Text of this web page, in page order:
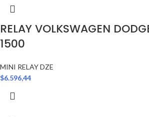
RELAY VOLKSWAGEN
1500
MINI RELAY DZE
$6.596,44